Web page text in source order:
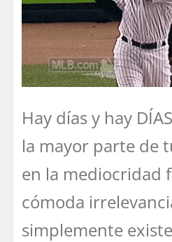
Hay días y hay
la mayor parte de
en la mediocridad
cómoda
simplemente